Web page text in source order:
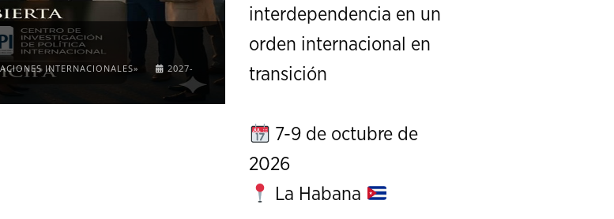
INTERNACIONALES»
2027-
XI Conference on Strategic
interdependencia en un
orden internacional en
transición
7-9 de octubre de
2026
La Habana